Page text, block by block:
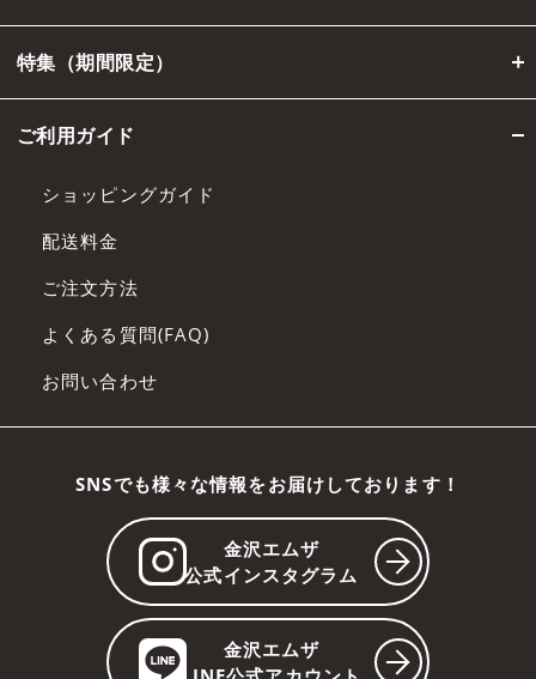
特集（期間限定）
ご利用ガイド
ショッピングガイド
配送料金
ご注文方法
よくある質問(FAQ)
お問い合わせ
SNSでも様々な情報をお届けしております！
金沢エムザ
公式インスタグラム
金沢エムザ